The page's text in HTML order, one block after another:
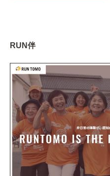
RUN伴